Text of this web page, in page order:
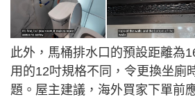
此外，馬桶排水口的預設距離為
用的12吋規格不同，令更換坐廁
題。屋主建議，海外買家下單前